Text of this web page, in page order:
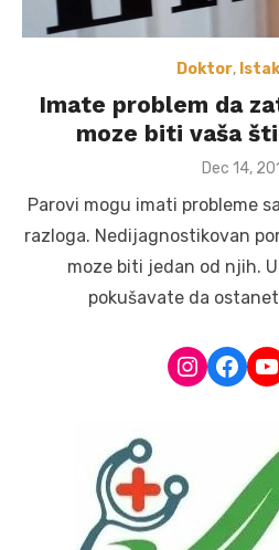
Doktor,
Imate problem da
moze biti vaša
Posted
Dec 14,
Parovi mogu imati probleme
razloga. Nedijagnostikovan
moze biti jedan od njih.
pokušavate da